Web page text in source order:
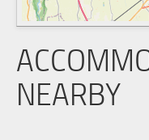
NEARBY